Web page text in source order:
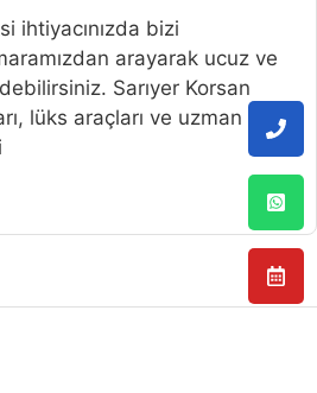
ihtiyacınızda bizi
arayarak ucuz ve
Sarıyer Korsan
lüks araçları ve uzman